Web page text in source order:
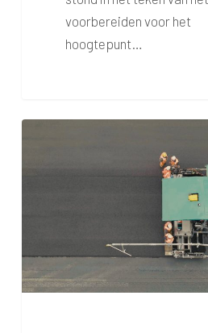
voorbereiden voor het
hoogtepunt…